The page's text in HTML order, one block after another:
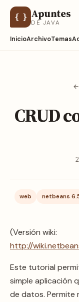
{ } Apuntes
DE JAVA
InicioArchivoTemas
←
CRUD
web netbeans
(Versión wiki:
http://
Este tutorial
simple aplicación
de datos. Permite